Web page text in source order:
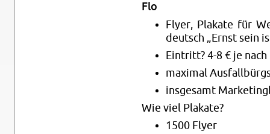
Flo
Flyer, Pla­ka­te für
deutsch „Ernst sein
Ein­tritt? 4-8 € je
ma­xi­mal
ins­ge­samt
Wie viel Pla­ka­te?
1500 Flyer